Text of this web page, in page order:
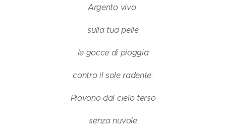
Argento vivo
sulla tua pelle
le gocce di pioggia
contro il sole radente.
Piovono dal cielo terso
senza nuvole